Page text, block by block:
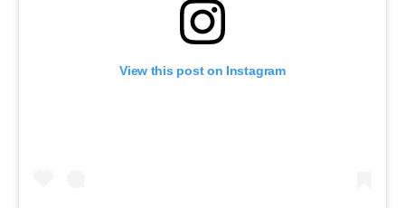
View this post on Instagram